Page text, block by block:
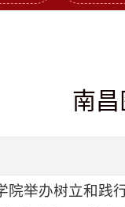
南
院举办树立和践